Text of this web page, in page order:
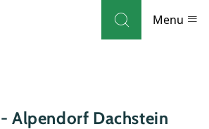
Menu
Alpendorf Dachstein